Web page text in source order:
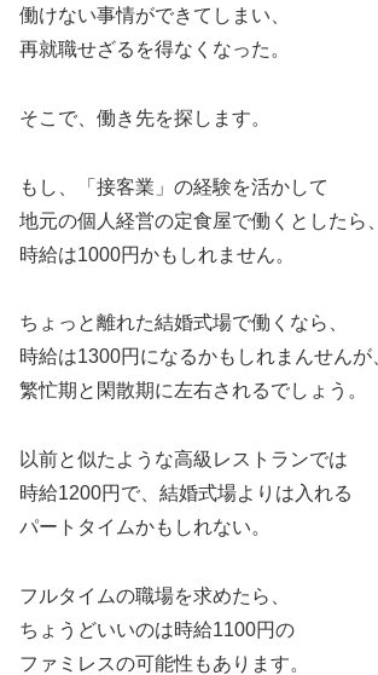
働けない事情ができてしまい、
再就職せざるを得なくなった。
そこで、働き先を探します。
もし、「接客業」の経験を活かして
地元の個人経営の定食屋で働くとしたら、
時給は1000円かもしれません。
ちょっと離れた結婚式場で働くなら、
時給は1300円になるかもしれまんせんが
繁忙期と閑散期に左右されるでしょう。
以前と似たような高級レストランでは
時給1200円で、結婚式場よりは入れる
パートタイムかもしれない。
フルタイムの職場を求めたら、
ちょうどいいのは時給1100円の
ファミレスの可能性もあります。